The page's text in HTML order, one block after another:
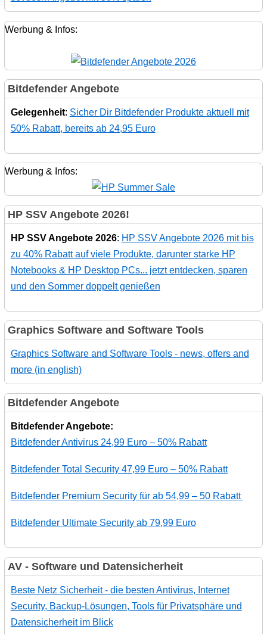
Werbung & Infos:
Bitdefender Angebote
Gelegenheit: Sicher Dir Bitdefender Produkte aktuell mit
50% Rabatt, bereits ab 24,95 Euro
Werbung & Infos:
HP SSV Angebote 2026!
HP SSV Angebote 2026: HP SSV Angebote 2026 mit bis
zu 40% Rabatt auf viele Produkte, darunter starke HP
Notebooks & HP Desktop PCs... jetzt entdecken, sparen
und den Sommer doppelt genießen
Graphics Software and Software Tools
Graphics Software and Software Tools - news, offers and
more (in english)
Bitdefender Angebote
Bitdefender Angebote:
Bitdefender Antivirus 24,99 Euro – 50% Rabatt
Bitdefender Total Security 47,99 Euro – 50% Rabatt
Bitdefender Premium Security für ab 54,99 – 50 Rabatt
Bitdefender Ultimate Security ab 79,99 Euro
AV - Software und Datensicherheit
Beste Netz Sicherheit - die besten Antivirus, Internet
Security, Backup-Lösungen, Tools für Privatsphäre und
Datensicherheit im Blick